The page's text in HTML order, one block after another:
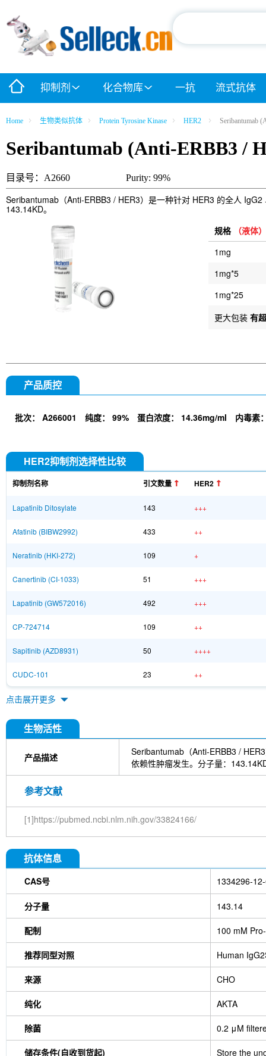
抑制剂 化合物库 一抗 流式抗体
Home 生物类似抗体 Protein Tyrosine Kinase HER2 Seribantumab
Seribantumab (Anti-ERBB3 /
目录号：A2660 Purity: 99%
Seribantumab（Anti-ERBB3 / HER3）是一种针对 HER3 的全人
143.14KD。
规格 （液体）
1mg
1mg*5
1mg*25
更大包装 有
产品质控
批次： A266001 纯度： 99% 蛋白浓度： 14.36mg/ml 内毒素
HER2抑制剂选择性比较
抑制剂名称 引文数量 HER2
Lapatinib Ditosylate 143 +++
Afatinib (BIBW2992) 433 ++
Neratinib (HKI-272) 109 +
Canertinib (CI-1033) 51 +++
Lapatinib (GW572016) 492 +++
CP-724714 109 ++
Sapitinib (AZD8931) 50 ++++
CUDC-101 23 ++
点击展开更多
生物活性
产品描述
Seribantumab（Anti-ERBB3 /
依赖性肿瘤发生。分子量：
参考文献
[1]https://pubmed.ncbi.nlm.nih.gov/33824166/
抗体信息
CAS号 1334296-
分子量 143.14
配制 100 mM
推荐同型对照 Human
来源 CHO
纯化 AKTA
除菌 0.2 μM
储存条件(自收到货起) Store the